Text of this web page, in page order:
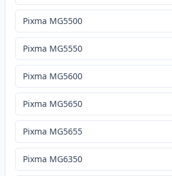
Pixma MG5500
Pixma MG5550
Pixma MG5600
Pixma MG5650
Pixma MG5655
Pixma MG6350